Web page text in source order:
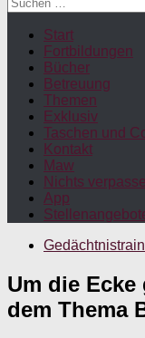
nach:
Start
Fortbildungen
Bücher
Betreuung
Themen
Exklusiv
Taschen und
Kontakt
Maw
Nichts
App
Um die Ecke
dem Thema